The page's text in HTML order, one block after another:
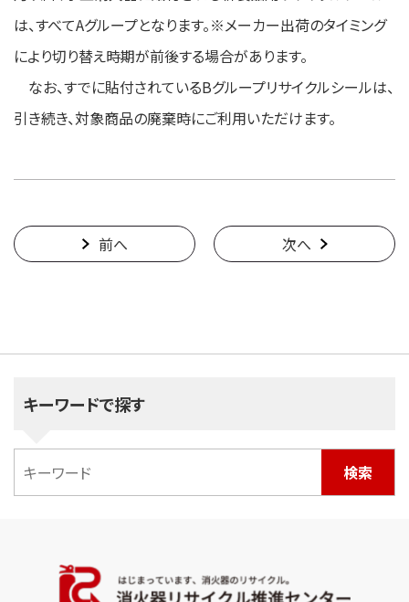
は、すべてAグループとなります。※メーカー出荷のタイミング
により切り替え時期が前後する場合があります。
なお、すでに貼付されているBグループリサイクルシールは、
引き続き、対象商品の廃棄時にご利用いただけます。
前へ 次へ
キーワードで探す